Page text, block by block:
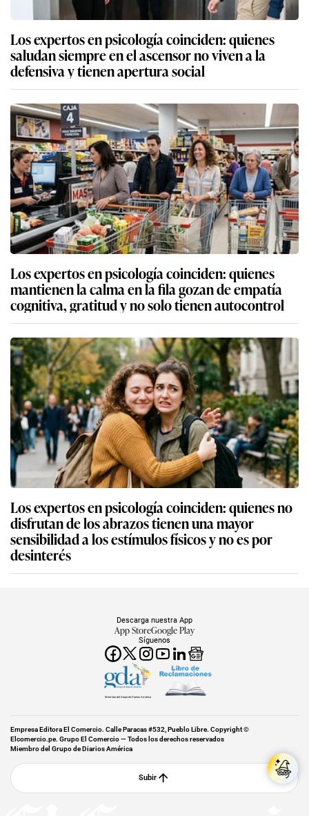
Los expertos en psicología coinciden: quienes
saludan siempre en el ascensor no viven a la
defensiva y tienen apertura social
Los expertos en psicología coinciden: quienes
mantienen la calma en la fila gozan de empatía
cognitiva, gratitud y no solo tienen autocontrol
Los expertos en psicología coinciden: quienes no
disfrutan de los abrazos tienen una mayor
sensibilidad a los estímulos físicos y no es por
desinterés
Síguenos
Descarga nuestra App
App StoreGoogle Play
Miembro del Grupo de Diarios América
Empresa Editora El Comercio. Calle Paracas #532, Pueblo Libre. Copyright ©
Elcomercio.pe. Grupo El Comercio — Todos los derechos reservados
Miembro del Grupo de Diarios América
Subir